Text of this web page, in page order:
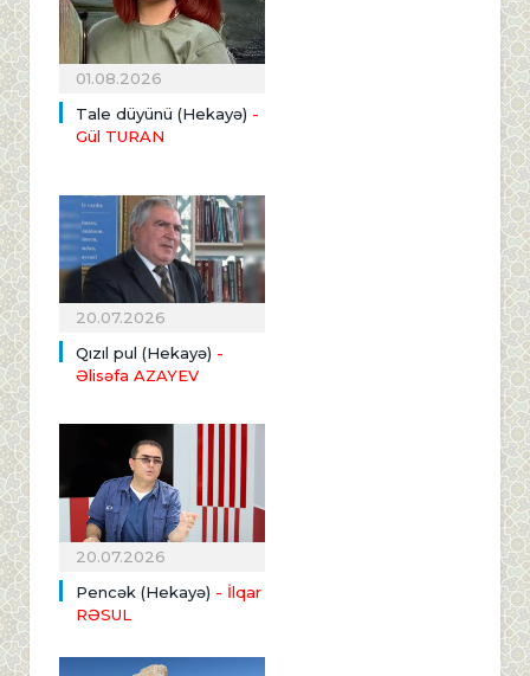
01.08.2026
Tale düyünü (Hekayə) -
Gül TURAN
20.07.2026
Qızıl pul (Hekayə) -
Əlisəfa AZAYEV
20.07.2026
Pencək (Hekayə) - İlqar
RƏSUL